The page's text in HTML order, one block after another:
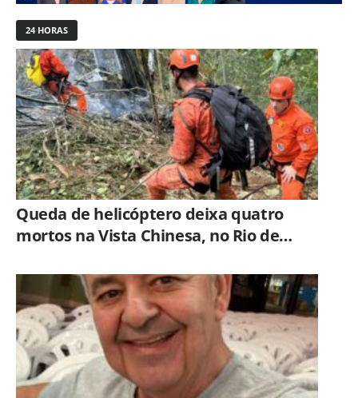
24 HORAS
Queda de helicóptero deixa quatro
mortos na Vista Chinesa, no Rio de